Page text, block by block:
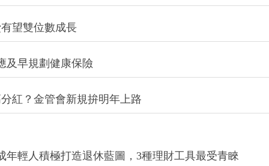
望雙位數成長
及早規劃健康保險
紅？金管會新規拚明年上路
年輕人積極打造退休藍圖，3種理財工具最受青睞